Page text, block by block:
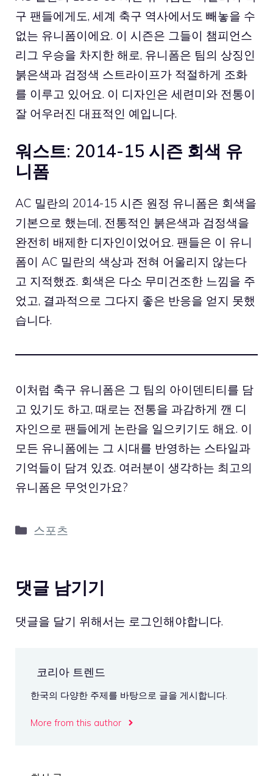
구 팬들에게도, 세계 축구 역사에서도 빼놓을 수
없는 유니폼이에요. 이 시즌은 그들이 챔피언스
리그 우승을 차지한 해로, 유니폼은 팀의 상징인
붉은색과 검정색 스트라이프가 적절하게 조화
를 이루고 있어요. 이 디자인은 세련미와 전통이
잘 어우러진 대표적인 예입니다.
워스트: 2014-15 시즌 회색 유
니폼
AC 밀란의 2014-15 시즌 원정 유니폼은 회색을
기본으로 했는데, 전통적인 붉은색과 검정색을
완전히 배제한 디자인이었어요. 팬들은 이 유니
폼이 AC 밀란의 색상과 전혀 어울리지 않는다
고 지적했죠. 회색은 다소 무미건조한 느낌을 주
었고, 결과적으로 그다지 좋은 반응을 얻지 못했
습니다.
이처럼 축구 유니폼은 그 팀의 아이덴티티를 담
고 있기도 하고, 때로는 전통을 과감하게 깬 디
자인으로 팬들에게 논란을 일으키기도 해요. 이
모든 유니폼에는 그 시대를 반영하는 스타일과
기억들이 담겨 있죠. 여러분이 생각하는 최고의
유니폼은 무엇인가요?
카
리
스포츠
댓글 남기기
댓글을 달기 위해서는 로그인해야합니다.
코리아 트렌드
한국의 다양한 주제를 바탕으로 글을 게시합니다.
More from this author